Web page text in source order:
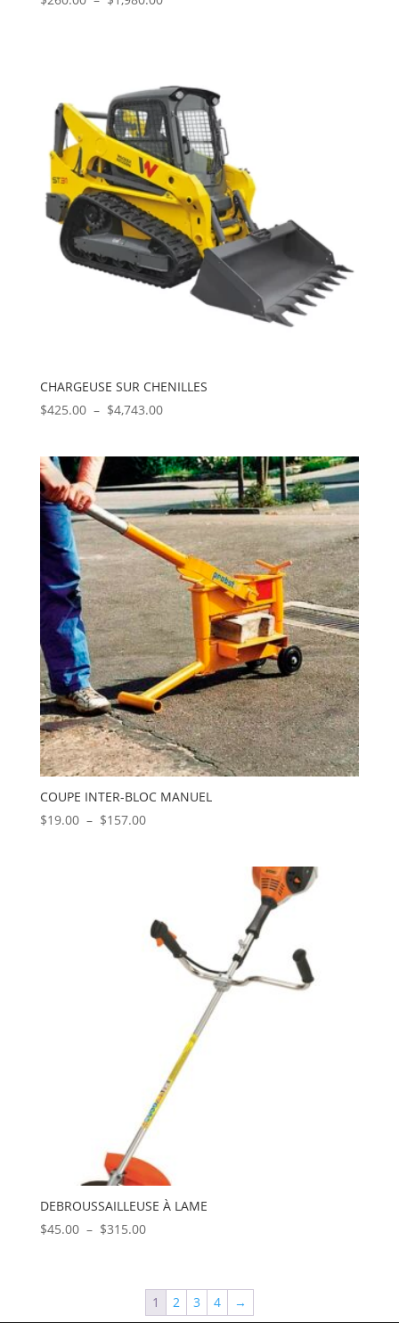
$1,980.00
CHARGEUSE SUR CHENILLES
$425.00 – $4,743.00Plage
$425.00
à
$4,743.00
COUPE INTER-BLOC MANUEL
$19.00 – $157.00Plage
$157.00
DEBROUSSAILLEUSE À LAME
$45.00 – $315.00Plage
$45.00
1 2 3 4 →